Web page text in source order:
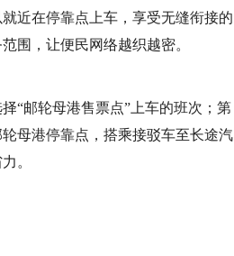
近在停靠点上车，享受无缝衔接的
围，让便民网络越织越密。
“邮轮母港售票点”上车的班次；第
母港停靠点，搭乘接驳车至长途汽
。